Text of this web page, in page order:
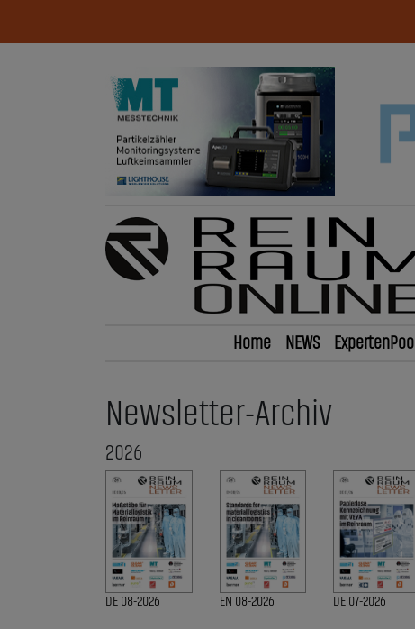
Home NEWS ExpertenPool
Newsletter-Archiv
2026
DE 08-2026 EN 08-2026 DE 07-2026